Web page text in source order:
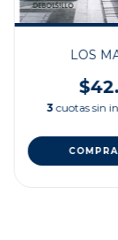
LOS
3 cuotas sin